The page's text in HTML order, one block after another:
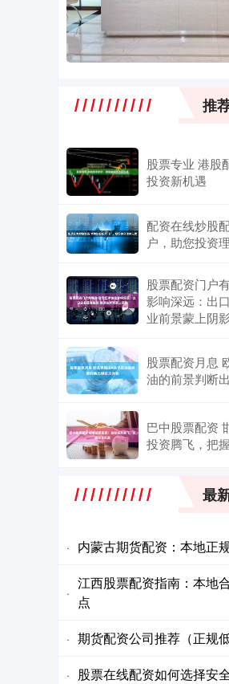
推
股票专业 港股
投资新机遇
配资在线炒股
户，助您投资
股票配资门户
影响深远：出
业前景蒙上阴影
股票配资月息
油的前景判断
巴中股票配资
投资腾飞，把
最
· 内蒙古期货配资：本地正
·
江西股票配资指南：本地
点
· 期货配资公司推荐（正规低
· 股票在线配资如何选择安